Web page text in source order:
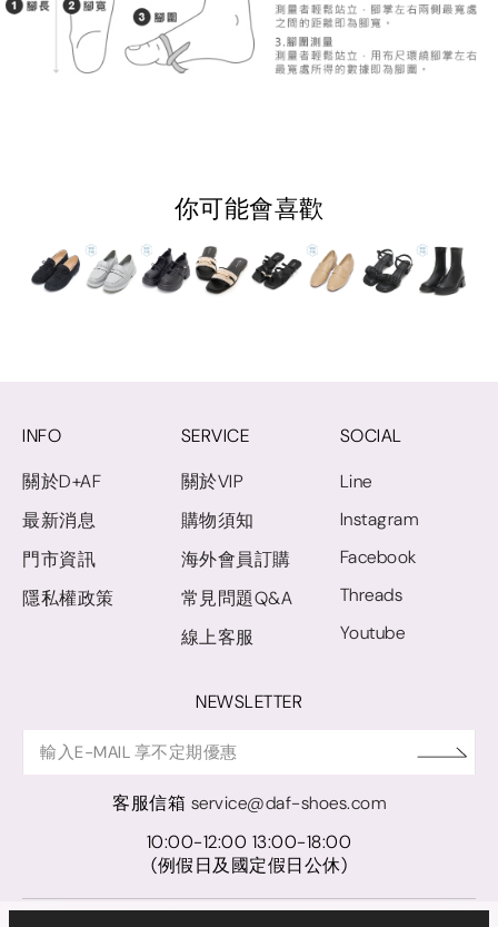
你可能會喜歡
INFO
關於D+AF
最新消息
門市資訊
隱私權政策
SERVICE
關於VIP
購物須知
海外會員訂購
常見問題Q&A
線上客服
SOCIAL
Line
Instagram
Facebook
Threads
Youtube
NEWSLETTER
客服信箱 service@daf-shoes.com
10:00-12:00 13:00-18:00
(例假日及國定假日公休)